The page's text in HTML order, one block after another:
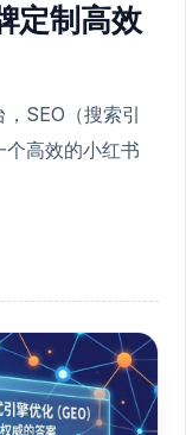
定制高效
SEO（搜索引
高效的小红书